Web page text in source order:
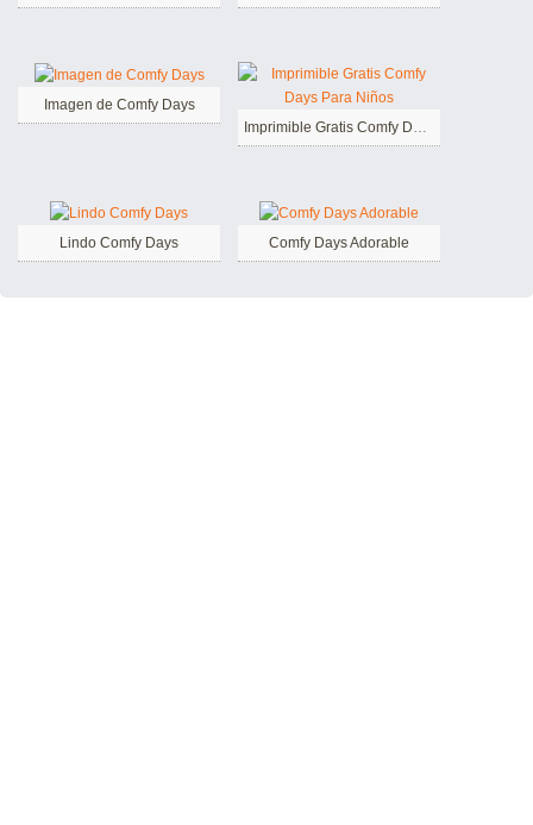
Imagen de Comfy Days
Imprimible Gratis Comfy Days Para Niños
Lindo Comfy Days Comfy Days Adorable